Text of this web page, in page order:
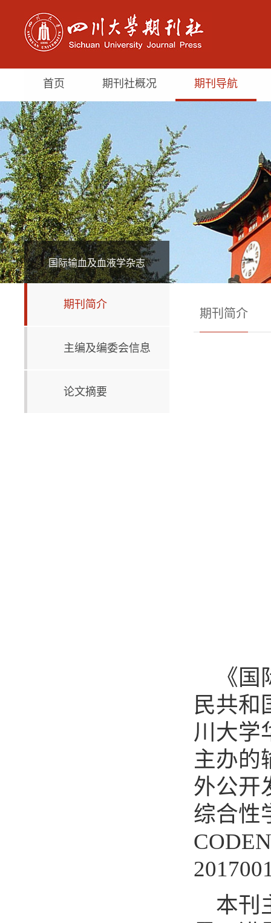
首页 期刊社概况 期刊导航
国际输血及血液学杂志
期刊简介
主编及编委会信息
论文摘要
期刊简介
《
民共和
川大学
主办的
外公开
综合性
本刊